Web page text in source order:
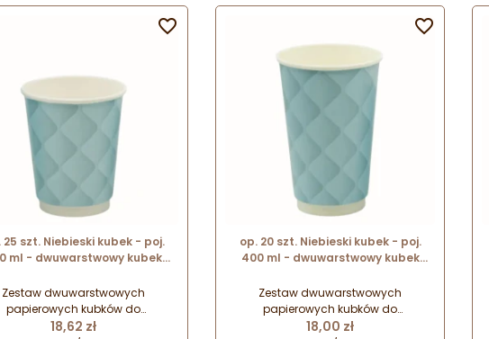
25 szt. Niebieski kubek - poj.
ml - dwuwarstwowy kubek
śr. 90 mm x wys. 105 mm
Zestaw dwuwarstwowych
papierowych kubków do
ciepłych i gorących
Cena
18,62 zł

op. 20 szt. Niebieski kubek - poj.
400 ml - dwuwarstwowy kubek
śr. 90 mm x wys. 133 mm
Zestaw dwuwarstwowych
papierowych kubków do
serwowania ciepłych i gorących
Cena
18,00 zł
